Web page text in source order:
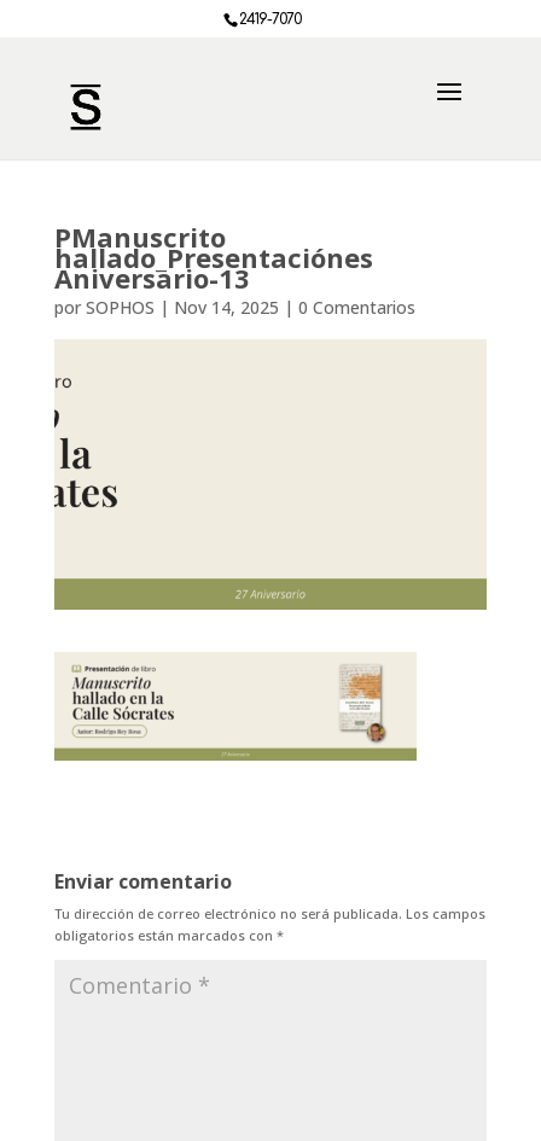
2419-7070
PManuscrito
hallado_Presentaciónes
Aniversario-13
por SOPHOS | Nov 14, 2025 | 0 Comentarios
Enviar comentario
Tu dirección de correo electrónico no será publicada. Los campos
obligatorios están marcados con *